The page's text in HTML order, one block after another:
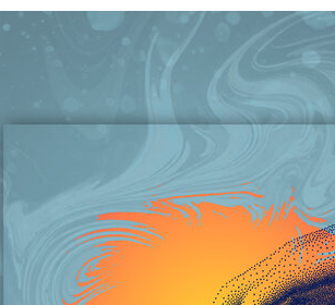
EL EVANGELIO NUESTRO DE
sábado, marzo 8, 2025